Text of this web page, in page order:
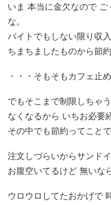
いま 本当に金欠なので
な。
バイトでもしない限り収
ちまちましたものから節
・・・そもそもカフェ止
でもそこまで制限しちゃ
なくなるから いちお必要
その中でも節約ってことで
注文しづらいからサンド
お腹空いてるけど 無いな
ウロウロしてたおかげで